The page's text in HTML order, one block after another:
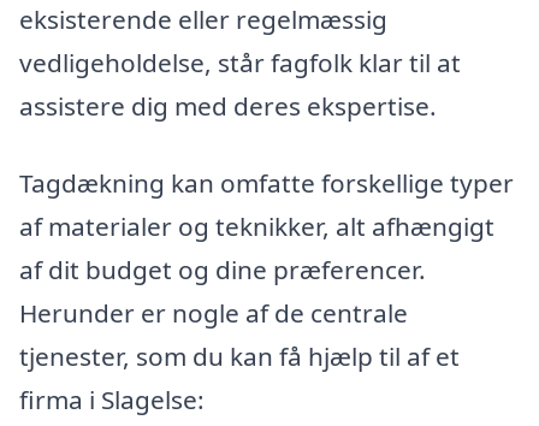
eksisterende eller regelmæssig
vedligeholdelse, står fagfolk klar til at
assistere dig med deres ekspertise.
Tagdækning kan omfatte forskellige typer
af materialer og teknikker, alt afhængigt
af dit budget og dine præferencer.
Herunder er nogle af de centrale
tjenester, som du kan få hjælp til af et
firma i Slagelse: